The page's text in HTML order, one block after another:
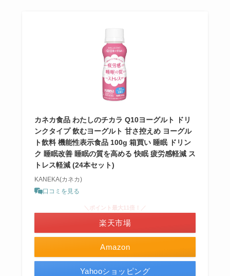
カネカ食品 わたしのチカラ Q10ヨーグルト ドリ
ンクタイプ 飲むヨーグルト 甘さ控えめ ヨーグル
ト飲料 機能性表示食品 100g 箱買い 睡眠 ドリン
ク 睡眠改善 睡眠の質を高める 快眠 疲労感軽減 ス
トレス軽減 (24本セット)
KANEKA(カネカ)
口コミを見る
Amazon
＼ポイント最大11倍！／
楽天市場
Yahooショッピング